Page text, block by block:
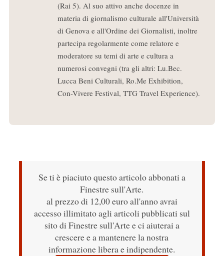
(Rai 5). Al suo attivo anche docenze in
materia di giornalismo culturale all'Università
di Genova e all'Ordine dei Giornalisti, inoltre
partecipa regolarmente come relatore e
moderatore su temi di arte e cultura a
numerosi convegni (tra gli altri: Lu.Bec.
Lucca Beni Culturali, Ro.Me Exhibition,
Con-Vivere Festival, TTG Travel Experience).
Se ti è piaciuto questo articolo abbonati a
Finestre sull'Arte.
al prezzo di 12,00 euro all'anno avrai
accesso illimitato agli articoli pubblicati sul
sito di Finestre sull'Arte e ci aiuterai a
crescere e a mantenere la nostra
informazione libera e indipendente.